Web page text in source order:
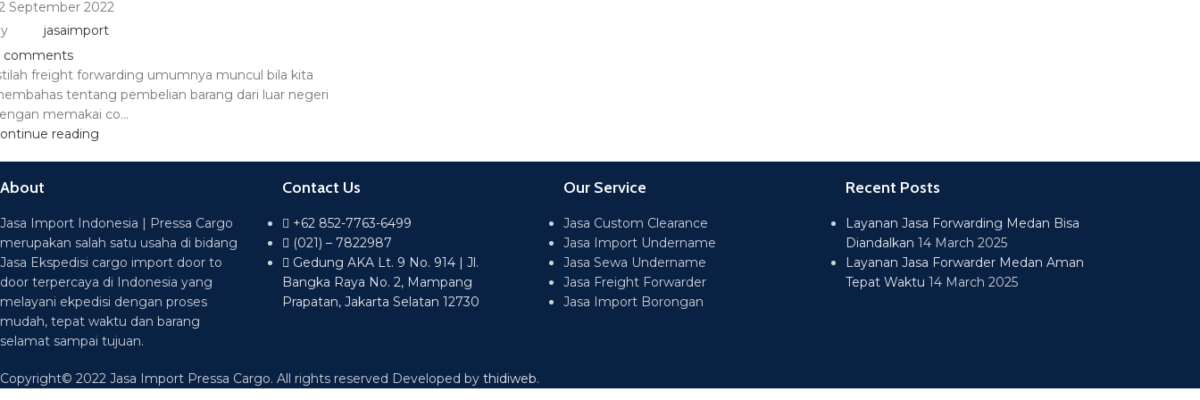
September 2022
jasaimport
comments
freight forwarding umumnya muncul bila kita
tentang pembelian barang dari luar negeri
memakai co...
reading
About
Jasa Import Indonesia | Pressa Cargo
merupakan salah satu usaha di bidang
Jasa Ekspedisi cargo import door to
door terpercaya di Indonesia yang
melayani ekpedisi dengan proses
mudah, tepat waktu dan barang
selamat sampai tujuan.
Contact Us
+62 852-7763-6499
(021) – 7822987
Gedung AKA Lt. 9 No. 914 | Jl.
Bangka Raya No. 2, Mampang
Prapatan, Jakarta Selatan 12730
Our Service
Jasa Custom Clearance
Jasa Import Undername
Jasa Sewa Undername
Jasa Freight Forwarder
Jasa Import Borongan
Recent Posts
Layanan Jasa Forwarding Medan Bisa
Diandalkan 14 March 2025
Layanan Jasa Forwarder Medan Aman
Tepat Waktu 14 March 2025
Copyright© 2022 Jasa Import Pressa Cargo. All rights reserved Developed by thidiweb.